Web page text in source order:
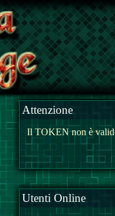
Attenzione
Il TOKEN non è
Utenti Online